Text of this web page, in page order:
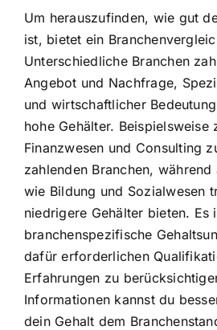
Um herauszufinden, wie gut
ist, bietet ein
Unterschiedliche Branchen
Angebot und Nachfrage,
und wirtschaftlicher
hohe Gehälter. Beispielsweise
Finanzwesen und Consulting
zahlenden Branchen,
wie Bildung und Sozialwesen
niedrigere Gehälter bieten. Es
branchenspezifische
dafür erforderlichen
Erfahrungen zu
Informationen kannst du
dein Gehalt dem